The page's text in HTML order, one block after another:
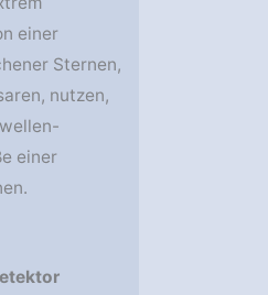
einer
Sternen,
nutzen,
einer